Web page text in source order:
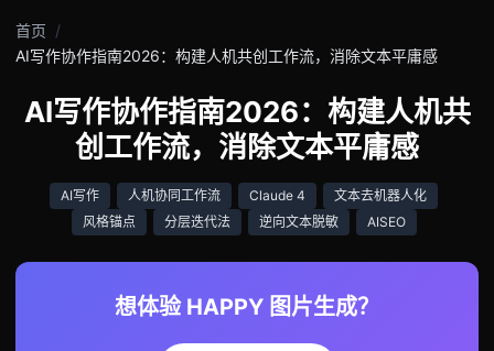
首页
AI写作协作指南2026：构建人机共创工作流，消除文本平庸感
AI写作协作指南2026：构建人机共
创工作流，消除文本平庸感
AI写作 人机协同工作流 Claude 4
文本去机器人化
风格锚点
分层迭代法 逆向文本脱敏 AISEO
想体验 HAPPY 图片生成？